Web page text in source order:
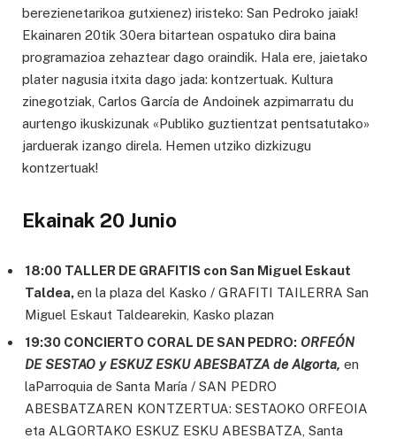
berezienetarikoa gutxienez) iristeko: San Pedroko jaiak!
Ekainaren 20tik 30era bitartean ospatuko dira baina
programazioa zehaztear dago oraindik. Hala ere, jaietako
plater nagusia itxita dago jada: kontzertuak. Kultura
zinegotziak, Carlos García de Andoinek azpimarratu du
aurtengo ikuskizunak «Publiko guztientzat pentsatutako»
jarduerak izango direla. Hemen utziko dizkizugu
kontzertuak!
Ekainak 20 Junio
18:00 TALLER DE GRAFITIS con San Miguel Eskaut
Taldea,en la plaza del Kasko / GRAFITI TAILERRA San
Miguel Eskaut Taldearekin, Kasko plazan
19:30 CONCIERTO CORAL DE SAN PEDRO: ORFEÓN
DE SESTAO y ESKUZ ESKU ABESBATZA de Algorta, en
laParroquia de Santa María / SAN PEDRO
ABESBATZAREN KONTZERTUA: SESTAOKO ORFEOIA
eta ALGORTAKO ESKUZ ESKU ABESBATZA, Santa